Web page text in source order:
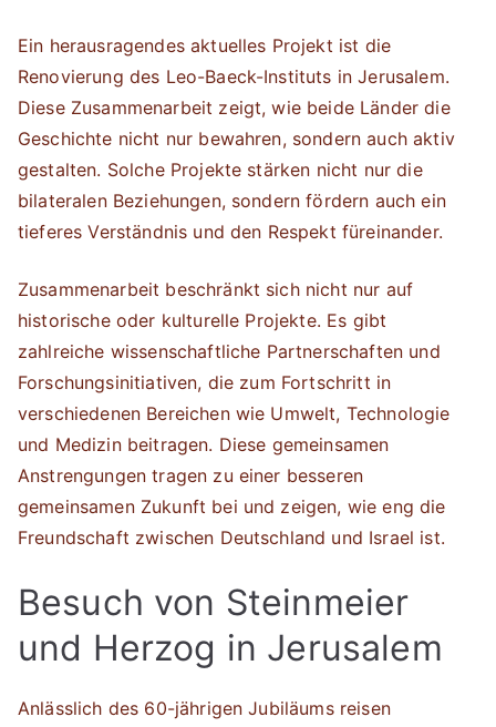
Ein herausragendes aktuelles Projekt ist die
Renovierung des Leo-Baeck-Instituts in Jerusalem.
Diese Zusammenarbeit zeigt, wie beide Länder die
Geschichte nicht nur bewahren, sondern auch aktiv
gestalten. Solche Projekte stärken nicht nur die
bilateralen Beziehungen, sondern fördern auch ein
tieferes Verständnis und den Respekt füreinander.
Zusammenarbeit beschränkt sich nicht nur auf
historische oder kulturelle Projekte. Es gibt
zahlreiche wissenschaftliche Partnerschaften und
Forschungsinitiativen, die zum Fortschritt in
verschiedenen Bereichen wie Umwelt, Technologie
und Medizin beitragen. Diese gemeinsamen
Anstrengungen tragen zu einer besseren
gemeinsamen Zukunft bei und zeigen, wie eng die
Freundschaft zwischen Deutschland und Israel ist.
Besuch von Steinmeier
und Herzog in Jerusalem
Anlässlich des 60-jährigen Jubiläums reisen